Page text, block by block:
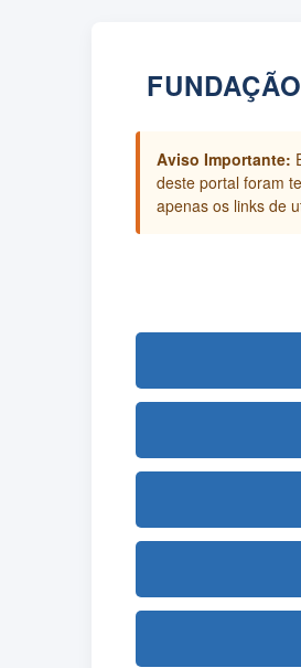
Aviso Importante:
deste portal foram
apenas os links de